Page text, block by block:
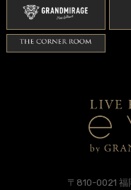
〒810-0021 福